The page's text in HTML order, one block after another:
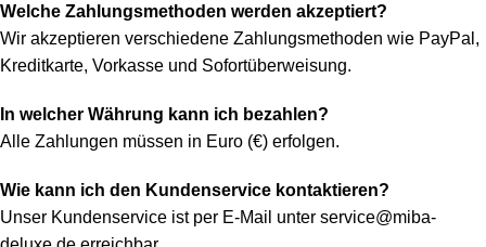
Welche Zahlungsmethoden werden akzeptiert?
Wir akzeptieren verschiedene Zahlungsmethoden wie PayPal,
Kreditkarte, Vorkasse und Sofortüberweisung.
In welcher Währung kann ich bezahlen?
Alle Zahlungen müssen in Euro (€) erfolgen.
Wie kann ich den Kundenservice kontaktieren?
Unser Kundenservice ist per E-Mail unter service@miba-